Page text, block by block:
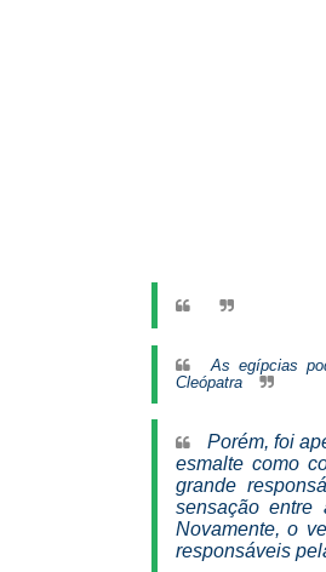
As egípcias
Cleópatra
Porém, foi
esmalte como
grande
sensação entre
Novamente, o
responsáveis